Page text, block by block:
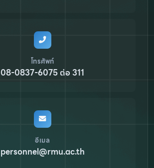
โทรศัพท์
08-0837-6075 ต่อ 311
อีเมล
personnel@rmu.ac.th